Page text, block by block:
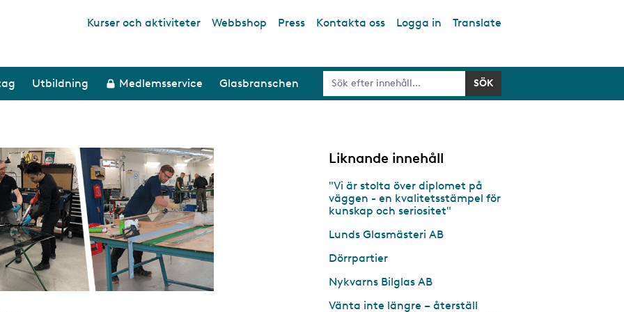
Top links
Kurser och aktiviteter Webbshop Press Kontakta oss Logga in Translate
Utbildning Medlemsservice Glasbranschen
Liknande innehåll
"Vi är stolta över diplomet på
väggen - en kvalitetsstämpel för
kunskap och seriositet"
Lunds Glasmästeri AB
Dörrpartier
Nykvarns Bilglas AB
Vänta inte längre – återställ